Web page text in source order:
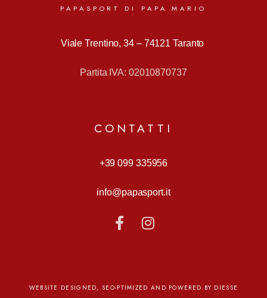
PAPASPORT DI PAPA MARIO
Viale Trentino, 34 – 74121 Taranto
Partita IVA: 02010870737
CONTATTI
+39 099 335956
info@papasport.it
WEBSITE DESIGNED, SEO-PTIMIZED AND POWERED BY DIESSE